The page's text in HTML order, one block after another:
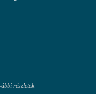
részletek